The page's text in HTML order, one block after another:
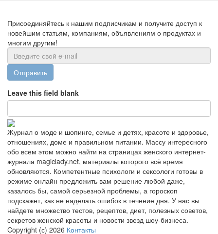
Присоединяйтесь к нашим подписчикам и получите доступ к
новейшим статьям, компаниям, объявлениям о продуктах и
многим другим!
Отправить
Leave this field blank
Журнал о моде и шопинге, семье и детях, красоте и здоровье,
отношениях, доме и правильном питании. Массу интересного
обо всем этом можно найти на страницах женского интернет-
журнала magiclady.net, материалы которого всё время
обновляются. Компетентные психологи и сексологи готовы в
режиме онлайн предложить вам решение любой даже,
казалось бы, самой серьезной проблемы, а гороскоп
подскажет, как не наделать ошибок в течение дня. У нас вы
найдете множество тестов, рецептов, диет, полезных советов,
секретов женской красоты и новости звезд шоу-бизнеса.
Copyright (с) 2026 Контакты